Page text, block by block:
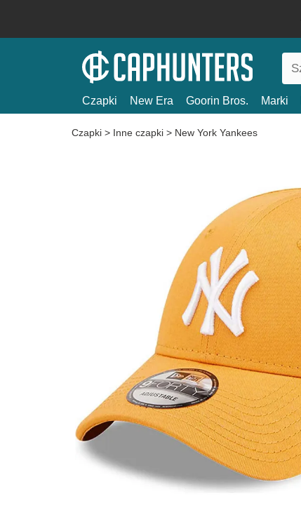
Czapki New Era Goorin Bros. Marki
Czapki > Inne czapki > New York Yankees